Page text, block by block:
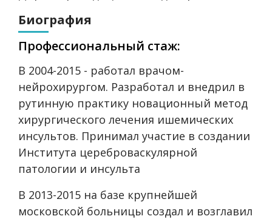
Биография
Профессиональный стаж:
В 2004-2015 - работал врачом-
нейрохирургом. Разработал и внедрил в
рутинную практику новационный метод
хирургического лечения ишемических
инсультов. Принимал участие в создании
Института цереброваскулярной
патологии и инсульта
В 2013-2015 на базе крупнейшей
московской больницы создал и возглавил